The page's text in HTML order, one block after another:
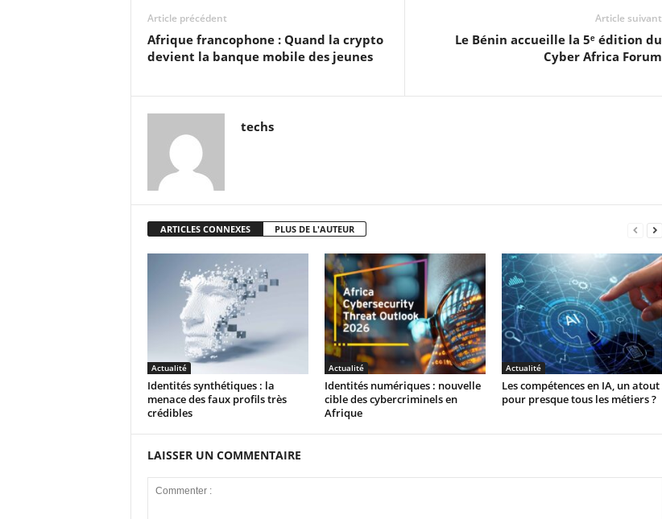
Article précédent
Afrique francophone : Quand la crypto
devient la banque mobile des jeunes
Article suivant
Le Bénin accueille la 5ᵉ édition du
Cyber Africa Forum
techs
ARTICLES CONNEXES PLUS DE L'AUTEUR
Actualité
Identités synthétiques : la
menace des faux profils très
crédibles
Actualité
Identités numériques : nouvelle
cible des cybercriminels en
Afrique
Actualité
Les compétences en IA, un atout
pour presque tous les métiers ?
LAISSER UN COMMENTAIRE